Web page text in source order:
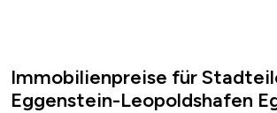
Immobilienpreise für
Eggenstein-Leopoldshafen